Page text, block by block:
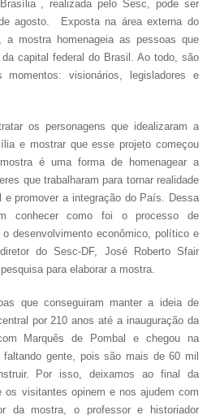
, realizada pelo Sesc, pode ser
agosto. Exposta na área externa do
a mostra homenageia as pessoas que
capital federal do Brasil. Ao todo, são
visionários, legisladores e
os personagens que idealizaram a
e mostrar que esse projeto começou
é uma forma de homenagear a
que trabalharam para tornar realidade
promover a integração do País. Dessa
conhecer como foi o processo de
desenvolvimento econômico, político e
do Sesc-DF, José Roberto Sfair
para elaborar a mostra.
que conseguiram manter a ideia de
por 210 anos até a inauguração da
Marquês de Pombal e chegou na
gente, pois são mais de 60 mil
Por isso, deixamos ao final da
os visitantes opinem e nos ajudem com
da mostra, o professor e historiador